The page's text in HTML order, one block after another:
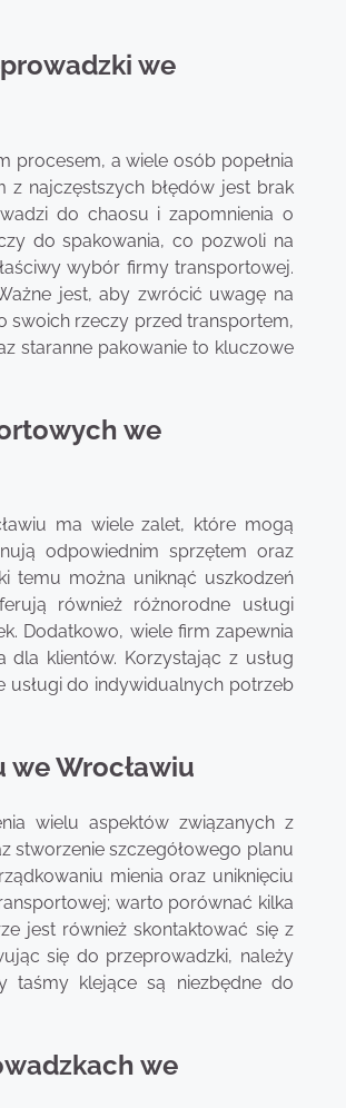
we
procesem, a wiele osób popełnia
najczęstszych błędów jest brak
do chaosu i zapomnienia o
do spakowania, co pozwoli na
wybór firmy transportowej.
jest, aby zwrócić uwagę na
swoich rzeczy przed transportem,
staranne pakowanie to kluczowe
we
ma wiele zalet, które mogą
odpowiednim sprzętem oraz
temu można uniknąć uszkodzeń
również różnorodne usługi
Dodatkowo, wiele firm zapewnia
klientów. Korzystając z usług
do indywidualnych potrzeb
Wrocławiu
wielu aspektów związanych z
stworzenie szczegółowego planu
mienia oraz uniknięciu
warto porównać kilka
jest również skontaktować się z
się do przeprowadzki, należy
taśmy klejące są niezbędne do
we